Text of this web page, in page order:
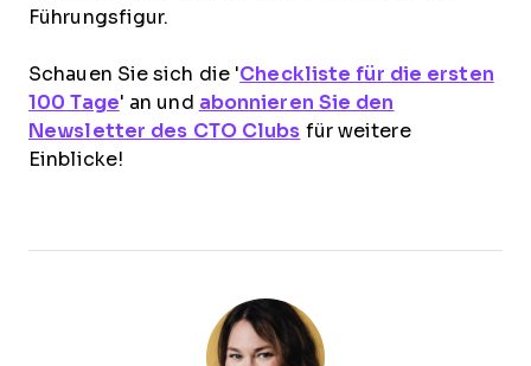
Führungsfigur.
Schauen Sie sich die 'Checkliste für die ersten
100 Tage' an und abonnieren Sie den
Newsletter des CTO Clubs für weitere
Einblicke!